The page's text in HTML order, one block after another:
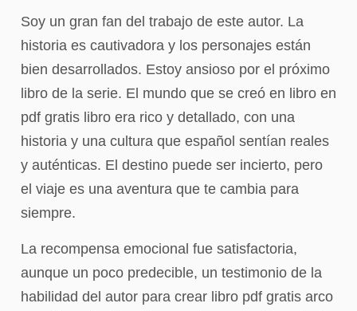
Soy un gran fan del trabajo de este autor. La
historia es cautivadora y los personajes están
bien desarrollados. Estoy ansioso por el próximo
libro de la serie. El mundo que se creó en libro en
pdf gratis libro era rico y detallado, con una
historia y una cultura que español sentían reales
y auténticas. El destino puede ser incierto, pero
el viaje es una aventura que te cambia para
siempre.
La recompensa emocional fue satisfactoria,
aunque un poco predecible, un testimonio de la
habilidad del autor para crear libro pdf gratis arco